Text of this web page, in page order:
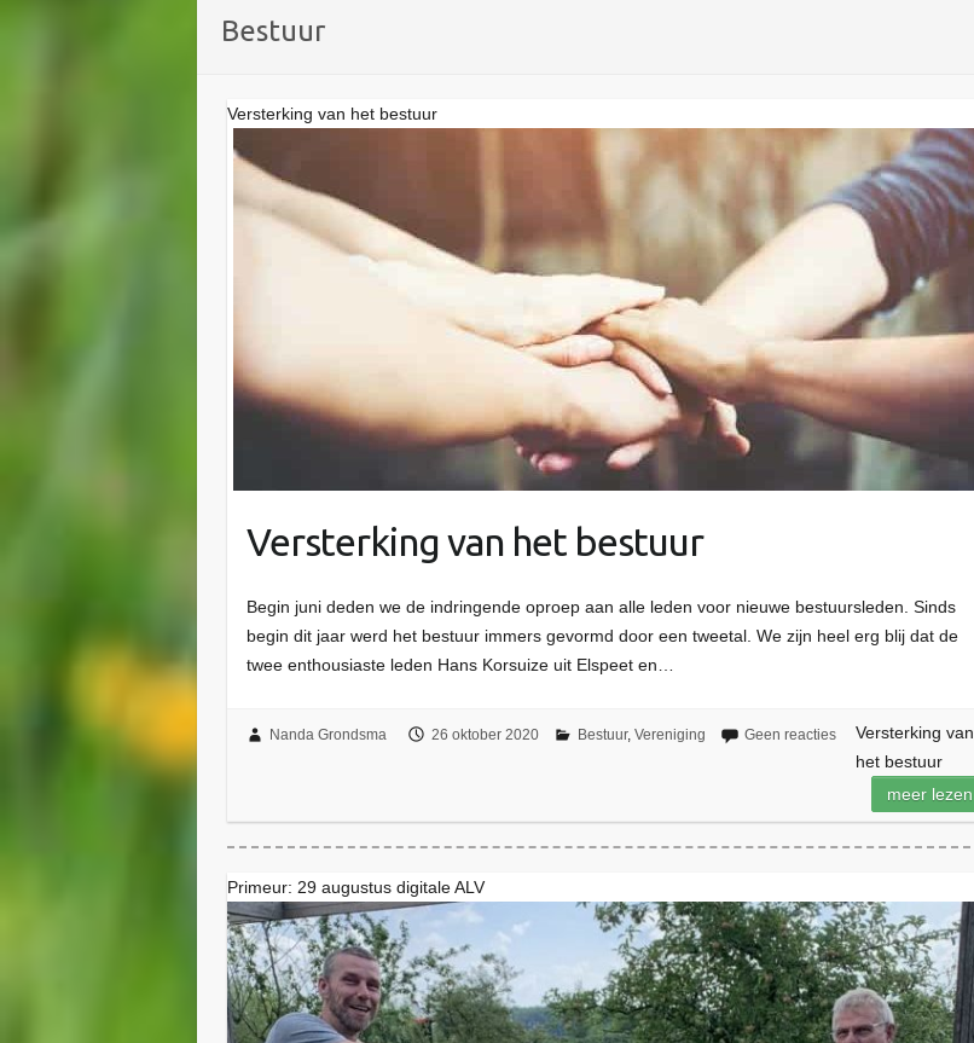
Bestuur
Versterking van het bestuur
Versterking van het bestuur
Begin juni deden we de indringende oproep aan alle leden voor nieuwe bestuursleden. Sinds
begin dit jaar werd het bestuur immers gevormd door een tweetal. We zijn heel erg blij dat de
twee enthousiaste leden Hans Korsuize uit Elspeet en…
Nanda Grondsma 26 oktober 2020 Bestuur, Vereniging Geen reacties
Versterking van
het bestuur
meer lezen
Primeur: 29 augustus digitale ALV